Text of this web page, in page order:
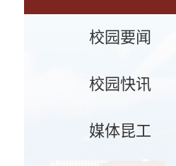
校园要闻
校园快讯
媒体昆工